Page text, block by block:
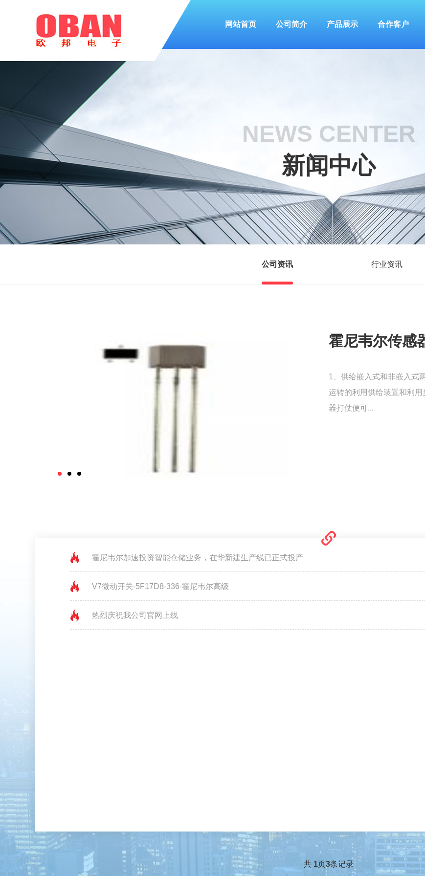
网站首页 公司简介 产品展示 合作客户
NEWS CENTER
新闻中心
公司资讯 行业资讯
霍尼韦尔传感
1、供给嵌入式和非嵌入式
运转的利用供给装置和利
器打仗便可...
霍尼韦尔加速投资智能仓储业务，在华新建生产线已正式投产
V7微动开关-5F17D8-336-霍尼韦尔高级
热烈庆祝我公司官网上线
共 1页3条记录